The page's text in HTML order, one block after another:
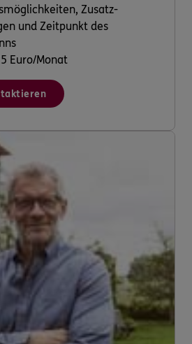
Zusatz-
und Zeitpunkt des
Euro/Monat